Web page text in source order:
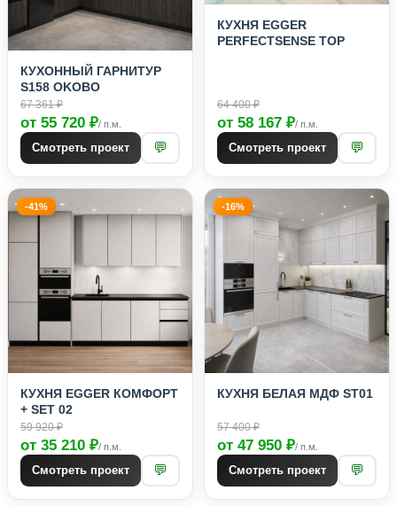
КУХОННЫЙ ГАРНИТУР
S158 OKOBO
67 361 ₽
от 55 720 ₽/ п.м.
Смотреть проект 💬
КУХНЯ EGGER
PERFECTSENSE TOP
64 400 ₽
от 58 167 ₽/ п.м.
Смотреть проект 💬
-41%
КУХНЯ EGGER КОМФОРТ
+ SET 02
59 920 ₽
от 35 210 ₽/ п.м.
Смотреть проект 💬
-16%
КУХНЯ БЕЛАЯ МДФ ST01
57 400 ₽
от 47 950 ₽/ п.м.
Смотреть проект 💬